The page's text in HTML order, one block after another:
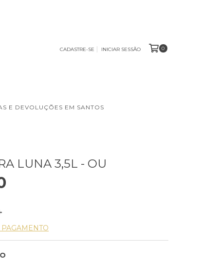
CADASTRE-SE INICIAR SESSÃO 0
E DEVOLUÇÕES EM SANTOS
LUNA 3,5L - OU